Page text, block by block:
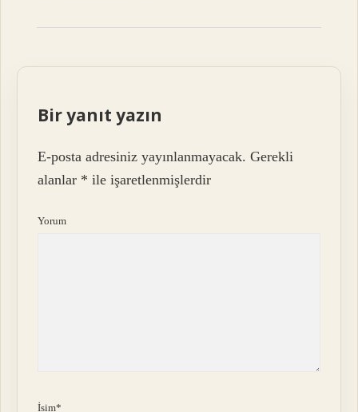
Bir yanıt yazın
E-posta adresiniz yayınlanmayacak. Gerekli
alanlar * ile işaretlenmişlerdir
Yorum
İsim*